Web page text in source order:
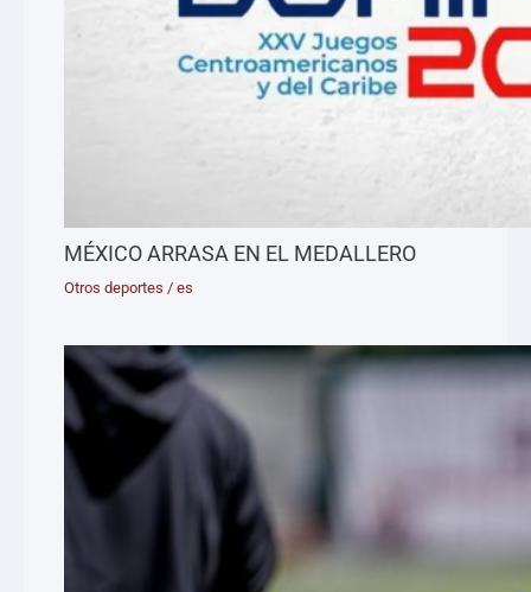
MÉXICO ARRASA EN EL MEDALLERO
Otros deportes /es